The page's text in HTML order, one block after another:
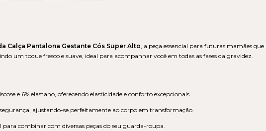
Calça Pantalona Gestante Cós Super Alto , a peça essencial para futuras mamães
um toque fresco e suave, ideal para acompanhar você em todas as fases da gravidez.
e 6% elastano, oferecendo elasticidade e conforto excepcionais.
ajustando-se perfeitamente ao corpo em transformação.
para combinar com diversas peças do seu guarda-roupa.